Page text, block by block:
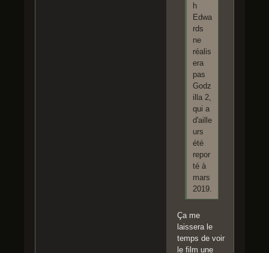
h
Edwa
rds
ne
réalis
era
pas
Godz
illa 2,
qui a
d'aille
urs
été
repor
té à
mars
2019.
Ça me
laissera le
temps de voir
le film une